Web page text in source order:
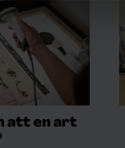
till användarna,
sådana identifierare och annan
med. Dessa kan i sin tur
samlat in när du har använt
att en art